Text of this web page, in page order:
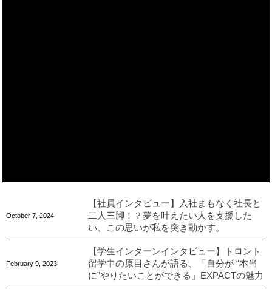
October 7 2024
【社員インタビュー】入社まもなく社長と
二人三脚！？夢を叶えたい人を支援した
い、この思いが私を突き動かす。
February 9 2023
【学生インターンインタビュー】トロント
留学中の原目さんが語る、「自分が “本当
に”やりたいことができる」EXPACTの魅力